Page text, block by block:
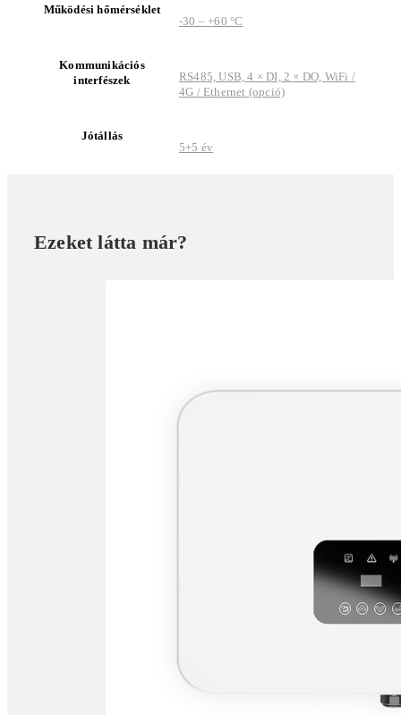
Működési hőmérséklet
-30 – +60 °C
Kommunikációs
interfészek
RS485, USB, 4 × DI, 2 × DO, WiFi /
4G / Ethernet (opció)
Jótállás
5+5 év
Ezeket látta már?